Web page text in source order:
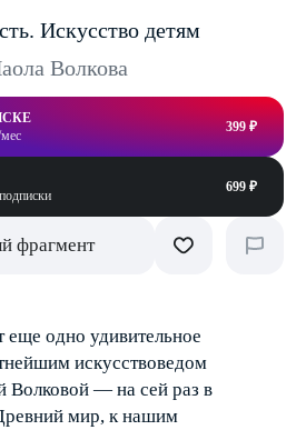
Искусство детям
Волкова
399 ₽
699 ₽
фрагмент
еще одно удивительное
искусствоведом
Волковой — на сей раз в
мир, к нашим